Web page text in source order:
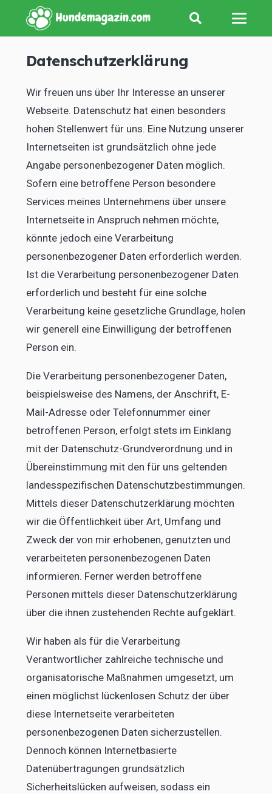
Datenschutzerklärung
Wir freuen uns über Ihr Interesse an unserer
Webseite. Datenschutz hat einen besonders
hohen Stellenwert für uns. Eine Nutzung unserer
Internetseiten ist grundsätzlich ohne jede
Angabe personenbezogener Daten möglich.
Sofern eine betroffene Person besondere
Services meines Unternehmens über unsere
Internetseite in Anspruch nehmen möchte,
könnte jedoch eine Verarbeitung
personenbezogener Daten erforderlich werden.
Ist die Verarbeitung personenbezogener Daten
erforderlich und besteht für eine solche
Verarbeitung keine gesetzliche Grundlage, holen
wir generell eine Einwilligung der betroffenen
Person ein.
Die Verarbeitung personenbezogener Daten,
beispielsweise des Namens, der Anschrift, E-
Mail-Adresse oder Telefonnummer einer
betroffenen Person, erfolgt stets im Einklang
mit der Datenschutz-Grundverordnung und in
Übereinstimmung mit den für uns geltenden
landesspezifischen Datenschutzbestimmungen.
Mittels dieser Datenschutzerklärung möchten
wir die Öffentlichkeit über Art, Umfang und
Zweck der von mir erhobenen, genutzten und
verarbeiteten personenbezogenen Daten
informieren. Ferner werden betroffene
Personen mittels dieser Datenschutzerklärung
über die ihnen zustehenden Rechte aufgeklärt.
Wir haben als für die Verarbeitung
Verantwortlicher zahlreiche technische und
organisatorische Maßnahmen umgesetzt, um
einen möglichst lückenlosen Schutz der über
diese Internetseite verarbeiteten
personenbezogenen Daten sicherzustellen.
Dennoch können Internetbasierte
Datenübertragungen grundsätzlich
Sicherheitslücken aufweisen, sodass ein